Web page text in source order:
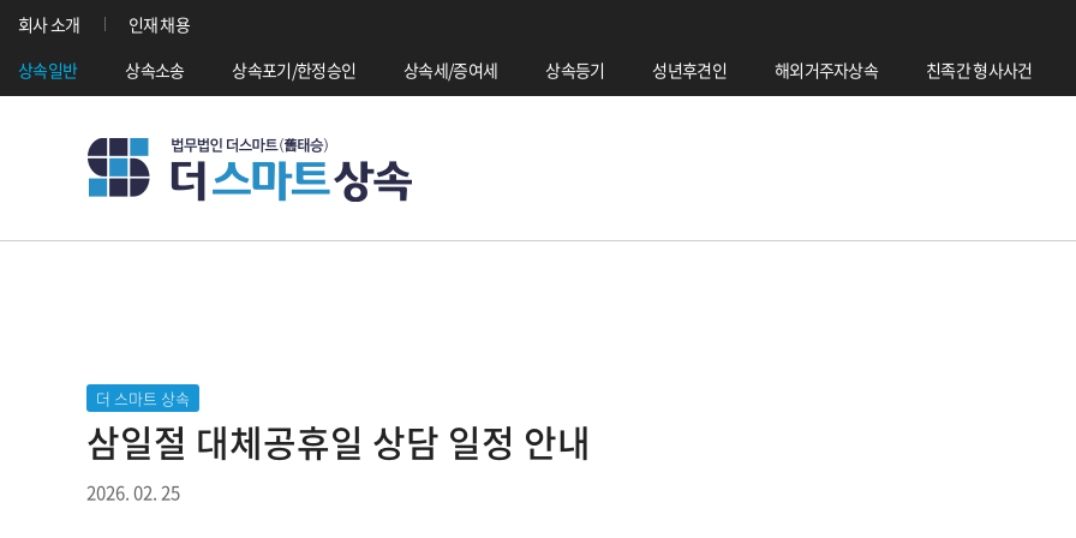
회사 소개
인재 채용
상속일반
상속소송 상속포기/한정승인 상속세/증여세 상속등기 성년후견인 해외거주자상속 친족간 형사사건
더 스마트 상속
삼일절 대체공휴일 상담 일정 안내
2026. 02. 25